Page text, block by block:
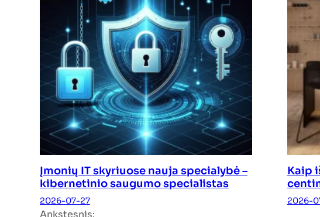
Įmonių IT skyriuose nauja specialybė –
kibernetinio saugumo specialistas
2026-07-27
Kaip
2026-
Ankstesnis: